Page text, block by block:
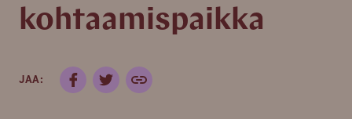
kohtaamispaikka
JAA: